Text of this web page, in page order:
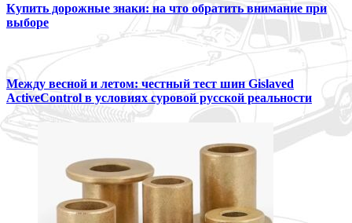
Купить дорожные знаки: на что обратить внимание при
выборе
Между весной и летом: честный тест шин Gislaved
ActiveControl в условиях суровой русской реальности